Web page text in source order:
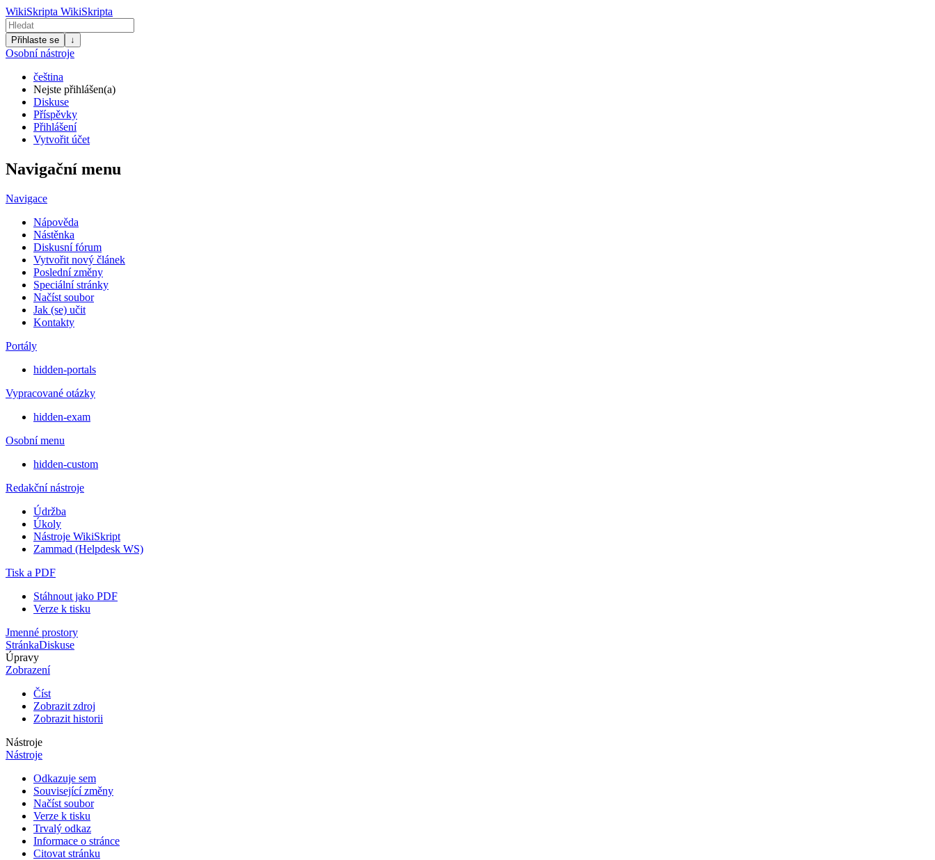
WikiSkripta WikiSkripta
Přihlaste se ↓
Osobní nástroje
čeština
Nejste přihlášen(a)
Diskuse
Příspěvky
Přihlášení
Vytvořit účet
Navigační menu
Navigace
Nápověda
Nástěnka
Diskusní fórum
Vytvořit nový článek
Poslední změny
Speciální stránky
Načíst soubor
Jak (se) učit
Kontakty
Portály
hidden-portals
Vypracované otázky
hidden-exam
Osobní menu
hidden-custom
Redakční nástroje
Údržba
Úkoly
Nástroje WikiSkript
Zammad (Helpdesk WS)
Tisk a PDF
Stáhnout jako PDF
Verze k tisku
Jmenné prostory
StránkaDiskuse
Úpravy
Zobrazení
Číst
Zobrazit zdroj
Zobrazit historii
Nástroje
Nástroje
Odkazuje sem
Související změny
Načíst soubor
Verze k tisku
Trvalý odkaz
Informace o stránce
Citovat stránku